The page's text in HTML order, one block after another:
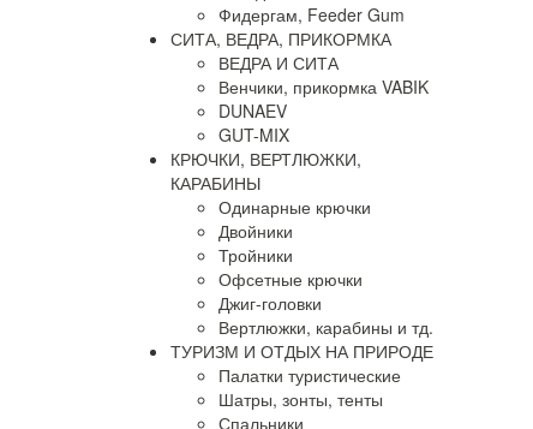
Фидергам, Feeder Gum
СИТА, ВЕДРА, ПРИКОРМКА
ВЕДРА И СИТА
Венчики, прикормка VABIK
DUNAEV
GUT-MIX
КРЮЧКИ, ВЕРТЛЮЖКИ,
КАРАБИНЫ
Одинарные крючки
Двойники
Тройники
Офсетные крючки
Джиг-головки
Вертлюжки, карабины и тд.
ТУРИЗМ И ОТДЫХ НА ПРИРОДЕ
Палатки туристические
Шатры, зонты, тенты
Спальники